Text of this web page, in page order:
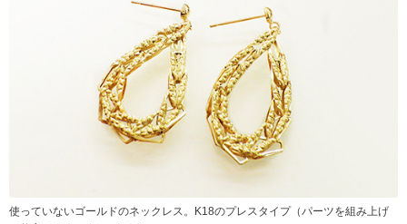
使っていないゴールドのネックレス。K18のプレスタイプ（パーツを組み上げ